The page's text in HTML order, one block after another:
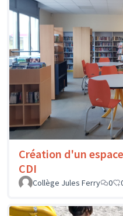
Création d'un
CDI
Collège Jules Ferry
0